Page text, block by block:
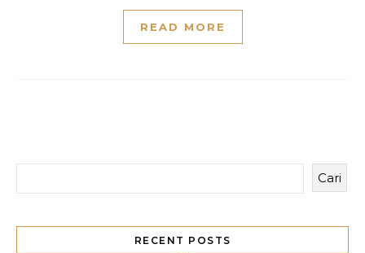
READ MORE
Cari
RECENT POSTS